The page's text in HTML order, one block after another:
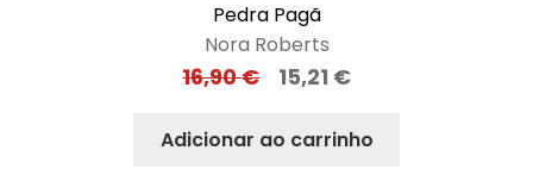
Pedra Pagã
Nora Roberts
16,90€ 15,21 €
Adicionar ao carrinho